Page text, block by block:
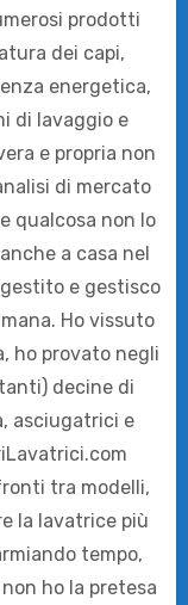
prodotti
dei capi,
energetica,
di lavaggio e
e propria non
di mercato
qualcosa non lo
a casa nel
e gestisco
Ho vissuto
ho provato negli
decine di
asciugatrici e
tra modelli,
la lavatrice più
tempo,
ho la pretesa